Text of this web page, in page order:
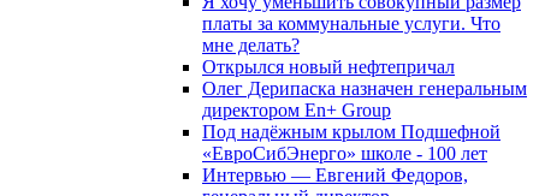
платы за коммунальные услуги. Что
мне делать?
Открылся новый нефтепричал
Олег Дерипаска назначен генеральным
директором En+ Group
Под надёжным крылом Подшефной
«ЕвроСибЭнерго» школе - 100 лет
Интервью — Евгений Федоров,